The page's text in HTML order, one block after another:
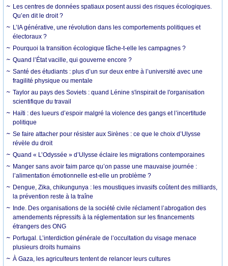
Les centres de données spatiaux posent aussi des risques écologiques.
Qu’en dit le droit ?
L’IA générative, une révolution dans les comportements politiques et
électoraux ?
Pourquoi la transition écologique fâche-t-elle les campagnes ?
Quand l’État vacille, qui gouverne encore ?
Santé des étudiants : plus d’un sur deux entre à l’université avec une
fragilité physique ou mentale
Taylor au pays des Soviets : quand Lénine s'inspirait de l'organisation
scientifique du travail
Haïti : des lueurs d’espoir malgré la violence des gangs et l’incertitude
politique
Se faire attacher pour résister aux Sirènes : ce que le choix d’Ulysse
révèle du droit
Quand « L’Odyssée » d’Ulysse éclaire les migrations contemporaines
Manger sans avoir faim parce qu’on passe une mauvaise journée :
l’alimentation émotionnelle est-elle un problème ?
Dengue, Zika, chikungunya : les moustiques invasifs coûtent des milliards,
la prévention reste à la traîne
Inde. Des organisations de la société civile réclament l’abrogation des
amendements répressifs à la réglementation sur les financements
étrangers des ONG
Portugal. L’interdiction générale de l’occultation du visage menace
plusieurs droits humains
À Gaza, les agriculteurs tentent de relancer leurs cultures